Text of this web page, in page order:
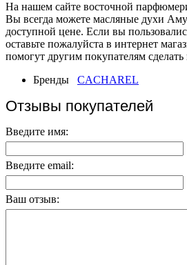
На нашем сайте восточной
Вы всегда можете масляные духи
доступной цене. Если вы
оставьте пожалуйста в интернет
помогут другим покупателям
Бренды
CACHAREL
Отзывы покупателей
Введите имя:
Введите email:
Ваш отзыв: